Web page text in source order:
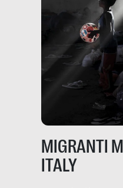
MIGRANTI
ITALY